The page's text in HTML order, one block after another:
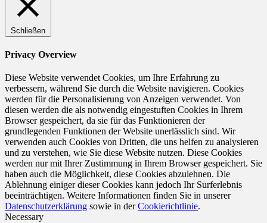
Schließen
Privacy Overview
Diese Website verwendet Cookies, um Ihre Erfahrung zu
verbessern, während Sie durch die Website navigieren. Cookies
werden für die Personalisierung von Anzeigen verwendet. Von
diesen werden die als notwendig eingestuften Cookies in Ihrem
Browser gespeichert, da sie für das Funktionieren der
grundlegenden Funktionen der Website unerlässlich sind. Wir
verwenden auch Cookies von Dritten, die uns helfen zu analysieren
und zu verstehen, wie Sie diese Website nutzen. Diese Cookies
werden nur mit Ihrer Zustimmung in Ihrem Browser gespeichert. Sie
haben auch die Möglichkeit, diese Cookies abzulehnen. Die
Ablehnung einiger dieser Cookies kann jedoch Ihr Surferlebnis
beeinträchtigen. Weitere Informationen finden Sie in unserer
Datenschutzerklärung sowie in derCookierichtlinie.
Necessary